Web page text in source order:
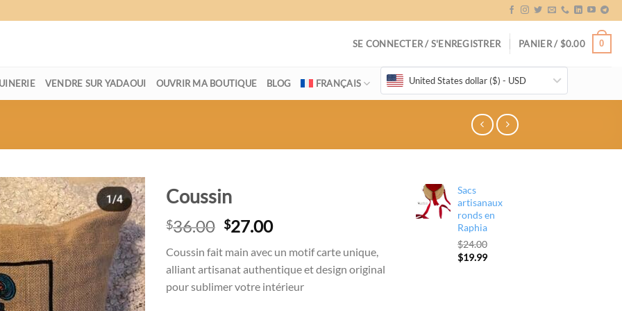
SE CONNECTER / S'ENREGISTRER PANIER /$0.00 0
VENDRE SUR YADAOUI OUVRIR MA BOUTIQUE BLOG FRANÇAIS United States dollar ($) - USD
Ajouter
à la
wishlist
Coussin
$36.00 Le
initial
était :
$36.00.
$27.00Le
actuel
est :
$27.00.
Coussin fait main avec un motif carte unique,
alliant artisanat authentique et design original
pour sublimer votre intérieur
Sacs
artisanaux
ronds en
Raphia
$24.00
Le
$19.99Le